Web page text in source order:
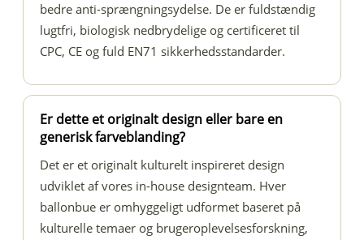
bedre anti-sprængningsydelse. De er fuldstændig
lugtfri, biologisk nedbrydelige og certificeret til
CPC, CE og fuld EN71 sikkerhedsstandarder.
Er dette et originalt design eller bare en
generisk farveblanding?
Det er et originalt kulturelt inspireret design
udviklet af vores in-house designteam. Hver
ballonbue er omhyggeligt udformet baseret på
kulturelle temaer og brugeroplevelsesforskning,